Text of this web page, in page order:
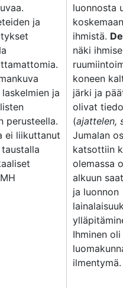
ja
ja
perusteella.
ei liikuttanut
luonnosta
ihmistä.
näki
koneen
järki ja
olivat
(ajattelen,
Jumalan
katsottiin
olemassa
alkuun
ja luonnon
Ihminen oli